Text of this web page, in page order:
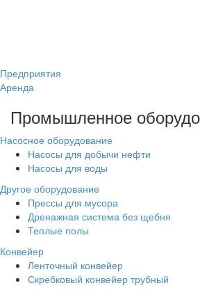
Предприятия
Аренда
Промышленное
Насосное оборудование
Насосы для добычи нефти
Насосы для воды
Другое оборудование
Прессы для мусора
Дренажная система без щебня
Теплые полы
Конвейер
Ленточный конвейер
Скребковый конвейер трубный